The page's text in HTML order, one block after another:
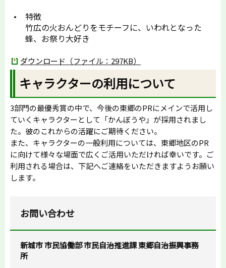
特徴
竹広の火おんどりをモチーフに、いわれとなった
蜂、お祭り大好き
ダウンロード（ファイル：297KB）
キャラクターの利用について
3部門の最優秀賞の中で、今後の東郷のPRにメインで活用し
ていくキャラクターとして「かんぼうや」が採用されまし
た。彼のこれからの活躍にご期待ください。
また、キャラクターの一般利用については、東郷地区のPR
に向けて様々な場面で広くご活用いただければ幸いです。ご
利用される場合は、下記へご連絡をいただきますようお願い
します。
お問い合わせ
新城市 市民協働部 市民自治推進課 東郷自治振興事務
所